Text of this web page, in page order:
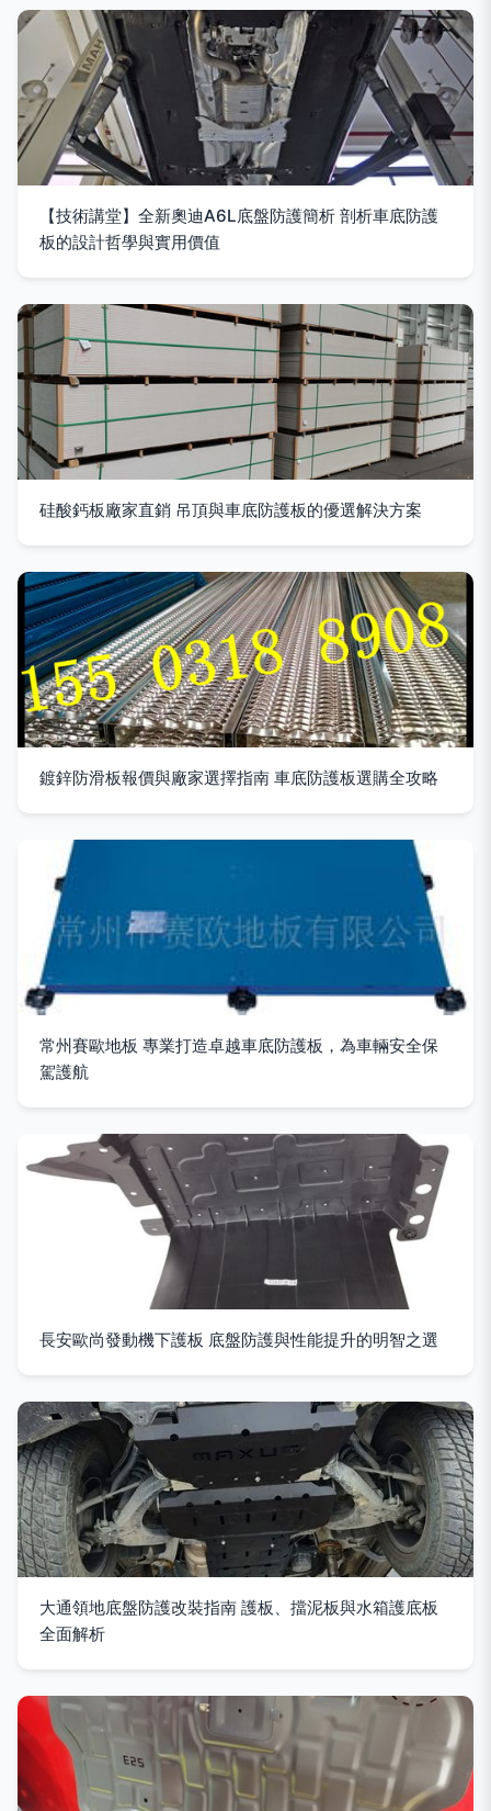
【技術講堂】全新奧迪A6L底盤防護簡析 剖析車底防護
板的設計哲學與實用價值
硅酸鈣板廠家直銷 吊頂與車底防護板的優選解決方案
鍍鋅防滑板報價與廠家選擇指南 車底防護板選購全攻略
常州賽歐地板 專業打造卓越車底防護板，為車輛安全保
駕護航
長安歐尚發動機下護板 底盤防護與性能提升的明智之選
大通領地底盤防護改裝指南 護板、擋泥板與水箱護底板
全面解析